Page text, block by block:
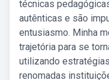
técnicas
autênticas e são
entusiasmo. Minha
trajetória para se
utilizando
renomadas